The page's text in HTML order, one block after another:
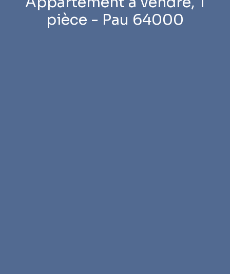
pièce - Pau 64000